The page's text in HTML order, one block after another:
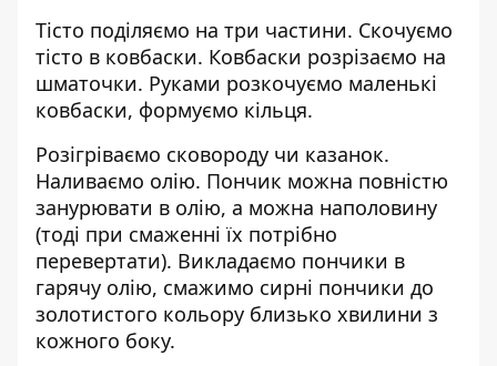
Тісто поділяємо на три частини. Скочуємо
тісто в ковбаски. Ковбаски розрізаємо на
шматочки. Руками розкочуємо маленькі
ковбаски, формуємо кільця.
Розігріваємо сковороду чи казанок.
Наливаємо олію. Пончик можна повністю
занурювати в олію, а можна наполовину
(тоді при смаженні їх потрібно
перевертати). Викладаємо пончики в
гарячу олію, смажимо сирні пончики до
золотистого кольору близько хвилини з
кожного боку.